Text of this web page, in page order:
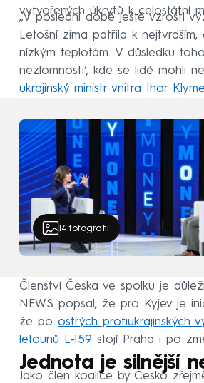
vytvořených úkrytů k celostátní
„V poslední době ještě vzrostl
Letošní zima patřila k
nízkým teplotám. V důsledku
nezlomnosti‘, kde se lidé mohli
ukrajinský ministr vnitra Ihor
14 fotografií
Členství Česka ve spolku je
NEWS popsal, že pro Kyjev je
že po ostrých protiukrajinských
letounů L-159 stojí Praha i po
Jednota je silnější
Jako člen koalice by Česko